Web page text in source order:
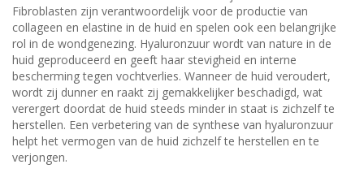
Fibroblasten zijn verantwoordelijk voor de productie van
collageen en elastine in de huid en spelen ook een belangrijke
rol in de wondgenezing. Hyaluronzuur wordt van nature in de
huid geproduceerd en geeft haar stevigheid en interne
bescherming tegen vochtverlies. Wanneer de huid veroudert,
wordt zij dunner en raakt zij gemakkelijker beschadigd, wat
verergert doordat de huid steeds minder in staat is zichzelf te
herstellen. Een verbetering van de synthese van hyaluronzuur
helpt het vermogen van de huid zichzelf te herstellen en te
verjongen.